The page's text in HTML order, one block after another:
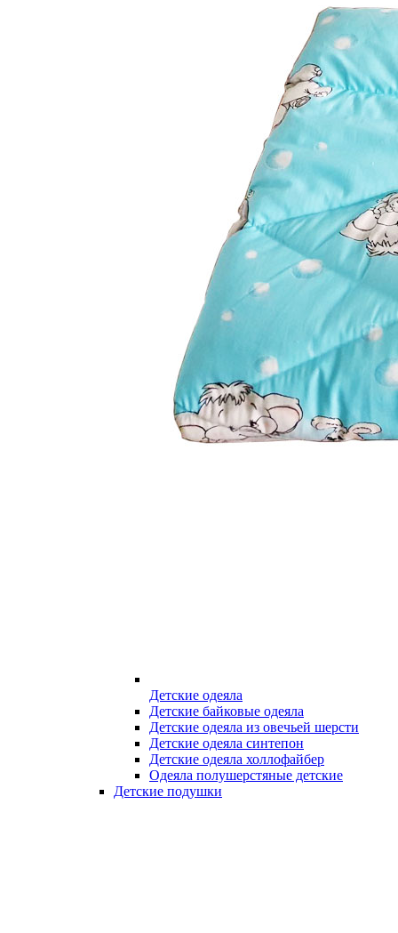
Детские одеяла
Детские байковые одеяла
Детские одеяла из овечьей шерсти
Детские одеяла синтепон
Детские одеяла холлофайбер
Одеяла полушерстяные детские
Детские подушки